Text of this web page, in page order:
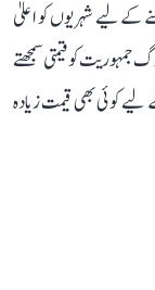
کے لیے شہریوں کو اعلیٰ
جمہوریت کو قیمتی سمجھتے
لیے کوئی بھی قیمت زیادہ